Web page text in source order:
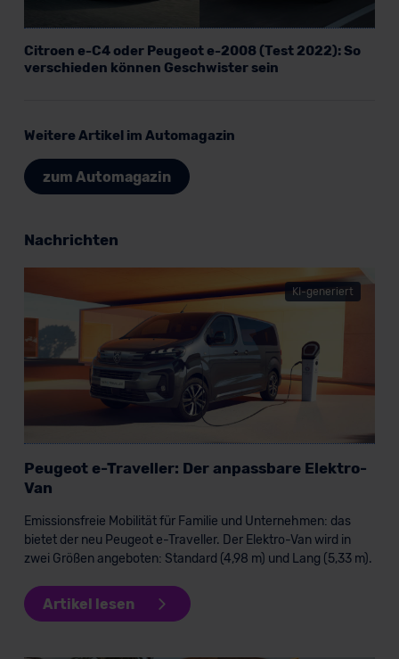
Datenschutzerklärung|Impressum
Citroen e-C4 oder Peugeot e-2008 (Test 2022): So
verschieden können Geschwister sein
Weitere Artikel im Automagazin
zum Automagazin
Nachrichten
KI-generiert
Peugeot e-Traveller: Der anpassbare Elektro-
Van
Emissionsfreie Mobilität für Familie und Unternehmen: das
bietet der neu Peugeot e-Traveller. Der Elektro-Van wird in
zwei Größen angeboten: Standard (4,98 m) und Lang (5,33 m).
Artikel lesen